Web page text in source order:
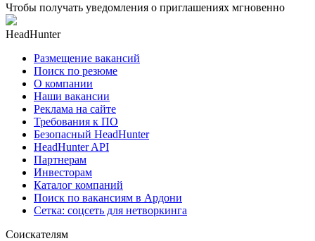
Чтобы получать уведомления о приглашениях мгновенно
HeadHunter
Размещение вакансий
Поиск по резюме
О компании
Наши вакансии
Реклама на сайте
Требования к ПО
Безопасный HeadHunter
HeadHunter API
Партнерам
Инвесторам
Каталог компаний
Поиск по вакансиям в Ардони
Сетка: соцсеть для нетворкинга
Соискателям